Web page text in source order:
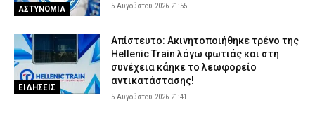
ΑΣΤΥΝΟΜΙΑ 5 Αυγούστου 2026 21:55
ΕΙΔΗΣΕΙΣ
Απίστευτο: Ακινητοποιήθηκε τρένο της
Hellenic Train λόγω φωτιάς και στη
συνέχεια κάηκε το λεωφορείο
αντικατάστασης!
5 Αυγούστου 2026 21:41